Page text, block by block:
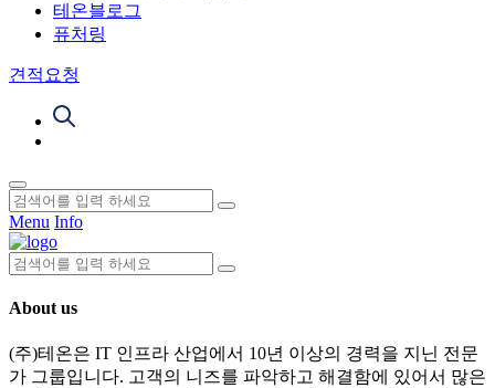
테온블로그
퓨처링
견적요청
Menu Info
About us
(주)테온은 IT 인프라 산업에서 10년 이상의 경력을 지닌 전문
가 그룹입니다. 고객의 니즈를 파악하고 해결함에 있어서 많은